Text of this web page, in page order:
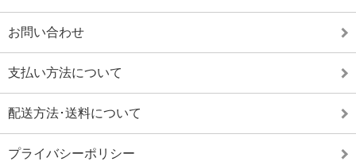
お問い合わせ
支払い方法について
配送方法･送料について
プライバシーポリシー